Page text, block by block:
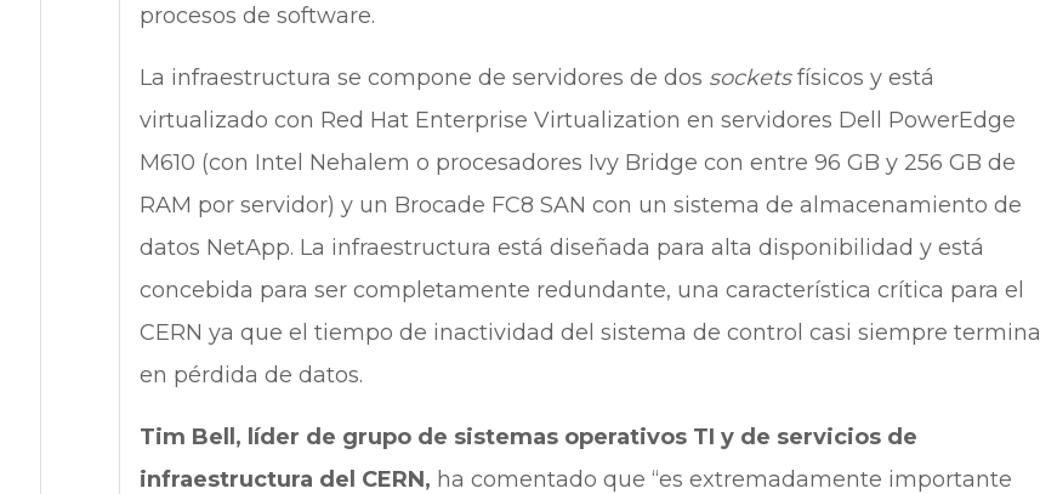
procesos de software.
La infraestructura se compone de servidores de dos socketsfísicos y está
virtualizado con Red Hat Enterprise Virtualization en servidores Dell PowerEdge
M610 (con Intel Nehalem o procesadores Ivy Bridge con entre 96 GB y 256 GB de
RAM por servidor) y un Brocade FC8 SAN con un sistema de almacenamiento de
datos NetApp. La infraestructura está diseñada para alta disponibilidad y está
concebida para ser completamente redundante, una característica crítica para el
CERN ya que el tiempo de inactividad del sistema de control casi siempre termina
en pérdida de datos.
Tim Bell, líder de grupo de sistemas operativos TI y de servicios de
infraestructura del CERN, ha comentado que “es extremadamente importante